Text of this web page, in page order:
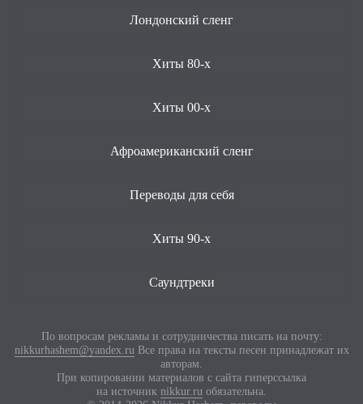
Лондонский сленг
Хиты 80-х
Хиты 00-х
Афроамериканский сленг
Переводы для себя
Хиты 90-х
Саундтреки
По вопросам рекламы и сотрудничества писать на почту:
nikkurhashem@yandex.ruВсе права на тексты песен принадлежат их
авторам.
При копировании материалов с сайта гиперссылка
на источник nikkur.ru обязательна.